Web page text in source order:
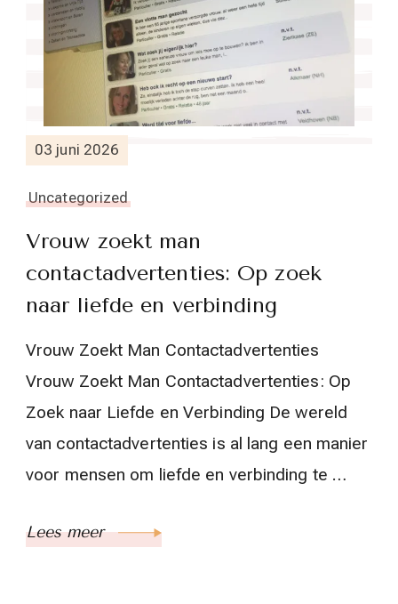
03 juni 2026
Uncategorized
Vrouw zoekt man
contactadvertenties: Op zoek
naar liefde en verbinding
Vrouw Zoekt Man Contactadvertenties
Vrouw Zoekt Man Contactadvertenties: Op
Zoek naar Liefde en Verbinding De wereld
van contactadvertenties is al lang een manier
voor mensen om liefde en verbinding te …
Lees meer